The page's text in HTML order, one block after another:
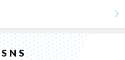
SNS